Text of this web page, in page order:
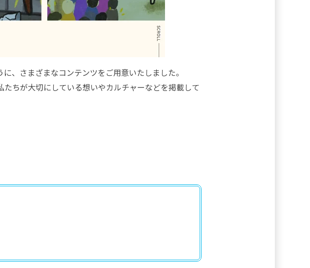
、さまざまなコンテンツをご用意いたしました。
ちが大切にしている想いやカルチャーなどを掲載して